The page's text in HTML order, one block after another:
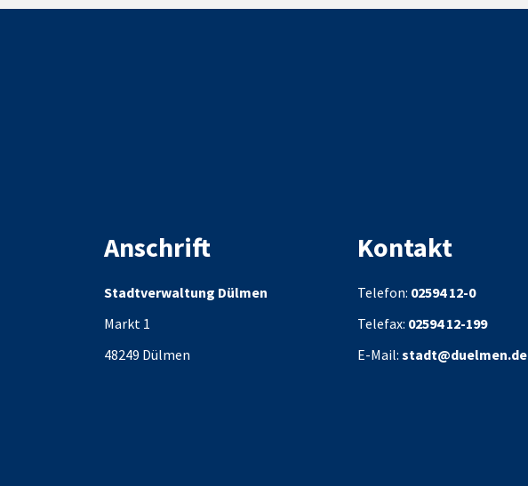
Anschrift
Stadtverwaltung Dülmen
Markt 1
48249 Dülmen
Kontakt
Telefon: 02594 12-0
Telefax: 02594 12-199
E-Mail: stadt@duelmen.de